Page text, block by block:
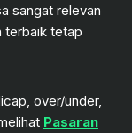
sangat relevan
terbaik tetap
over/under,
Pasaran